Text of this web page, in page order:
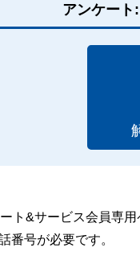
アンケート
ト&サービス会員専
番号が必要です。